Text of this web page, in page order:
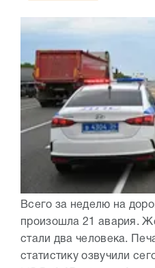
Всего за неделю на
произошла 21 авария.
стали два человека.
статистику озвучили